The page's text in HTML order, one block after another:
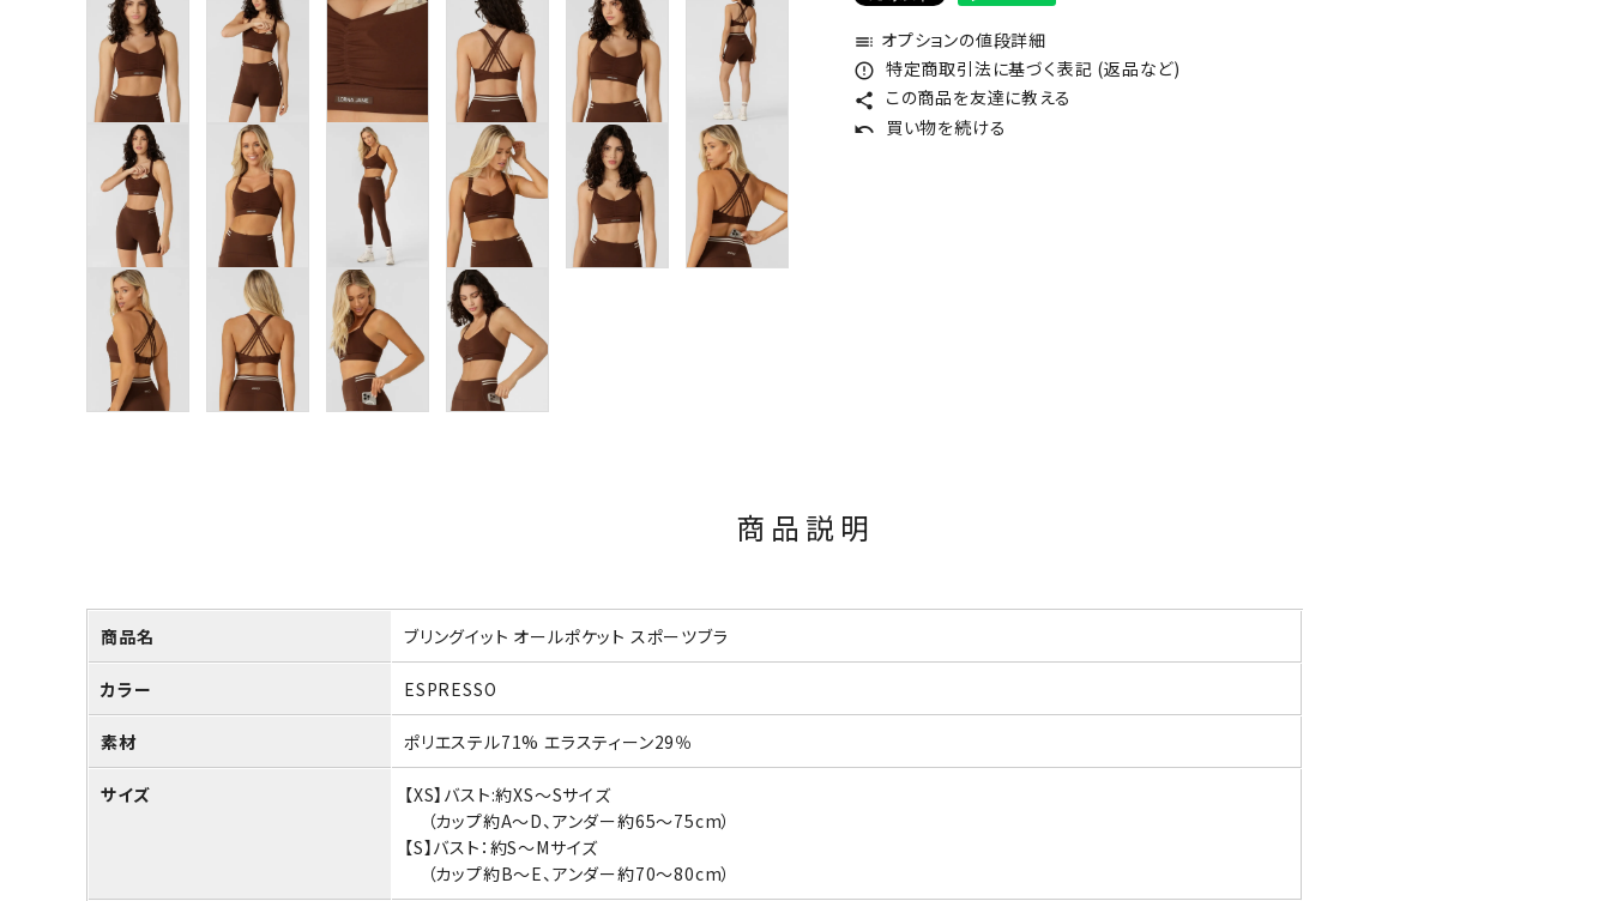
toc オプションの値段詳細
error_outline 特定商取引法に基づく表記 (返品など)
share この商品を友達に教える
undo 買い物を続ける
商品説明
商品名 ブリングイット オールポケット スポーツブラ
カラー ESPRESSO
素材 ポリエステル71% エラスティーン29％
サイズ
【XS】バスト:約XS～Sサイズ
（カップ約A～D、アンダー約65～75cm）
【S】バスト：約S～Mサイズ
（カップ約B～E、アンダー約70～80cm）